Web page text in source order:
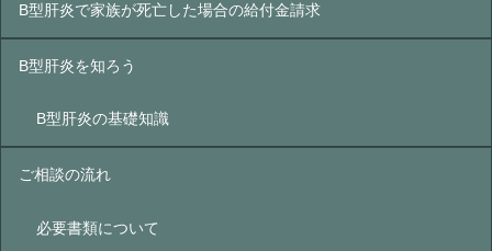
B型肝炎で家族が死亡した場合の給付金請求
B型肝炎を知ろう
B型肝炎の基礎知識
ご相談の流れ
必要書類について